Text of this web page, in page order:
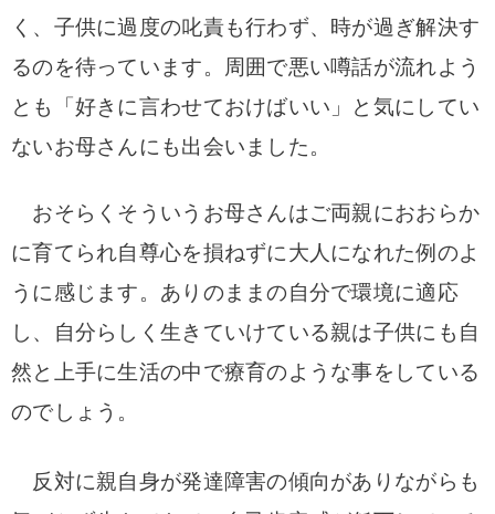
く、子供に過度の叱責も行わず、時が過ぎ解決す
るのを待っています。周囲で悪い噂話が流れよう
とも「好きに言わせておけばいい」と気にしてい
ないお母さんにも出会いました。
おそらくそういうお母さんはご両親におおらか
に育てられ自尊心を損ねずに大人になれた例のよ
うに感じます。ありのままの自分で環境に適応
し、自分らしく生きていけている親は子供にも自
然と上手に生活の中で療育のような事をしている
のでしょう。
反対に親自身が発達障害の傾向がありながらも